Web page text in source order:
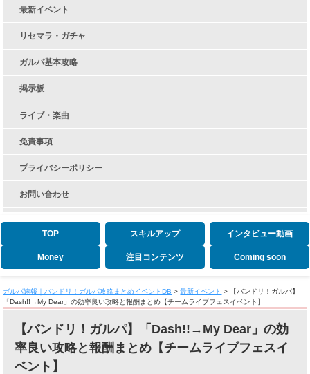
最新イベント
リセマラ・ガチャ
ガルパ基本攻略
掲示板
ライブ・楽曲
免責事項
プライバシーポリシー
お問い合わせ
TOP スキルアップ インタビュー動画
Money 注目コンテンツ Coming soon
ガルパ速報｜バンドリ！ガルパ攻略まとめイベントDB >最新イベント >
【バンドリ！ガルパ】
「Dash!!→My Dear」の効率良い攻略と報酬まとめ【チームライブフェスイベント】
【バンドリ！ガルパ】「Dash!!→My Dear」の効
率良い攻略と報酬まとめ【チームライブフェスイ
ベント】